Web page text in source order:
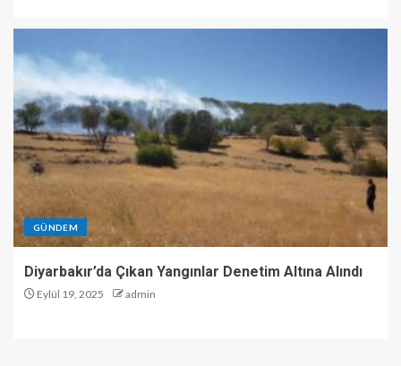
GÜNDEM
Diyarbakır’da Çıkan Yangınlar Denetim Altına Alındı
Eylül 19, 2025 admin